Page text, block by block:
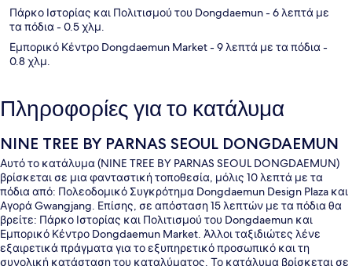
Πάρκο Ιστορίας και Πολιτισμού του Dongdaemun- 6 λεπτά με
τα πόδια- 0.5 χλμ.
Εμπορικό Κέντρο Dongdaemun Market- 9 λεπτά με τα πόδια-
0.8 χλμ.
Πληροφορίες για το κατάλυμα
NINE TREE BY PARNAS SEOUL DONGDAEMUN
Αυτό το κατάλυμα (NINE TREE BY PARNAS SEOUL DONGDAEMUN)
βρίσκεται σε μια φανταστική τοποθεσία, μόλις 10 λεπτά με τα
πόδια από: Πολεοδομικό Συγκρότημα Dongdaemun Design Plaza και
Αγορά Gwangjang. Επίσης, σε απόσταση 15 λεπτών με τα πόδια θα
βρείτε: Πάρκο Ιστορίας και Πολιτισμού του Dongdaemun και
Εμπορικό Κέντρο Dongdaemun Market. Άλλοι ταξιδιώτες λένε
εξαιρετικά πράγματα για το εξυπηρετικό προσωπικό και τη
συνολική κατάσταση του καταλύματος. Το κατάλυμα βρίσκεται σε